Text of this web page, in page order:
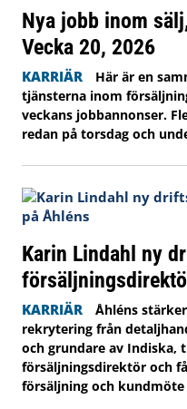
Nya jobb inom
Vecka 20, 2026
KARRIÄR
Här är en
tjänsterna inom
veckans jobbannonser.
redan på torsdag och
Karin Lindahl ny
KARRIÄR
Åhléns
rekrytering från
och grundare av
försäljningsdirektör och
försäljning och